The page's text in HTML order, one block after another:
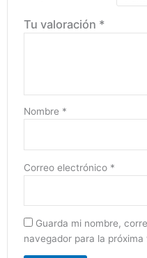
Tu valoración *
Nombre *
Correo electrónico *
Guarda mi nombre,
navegador para la